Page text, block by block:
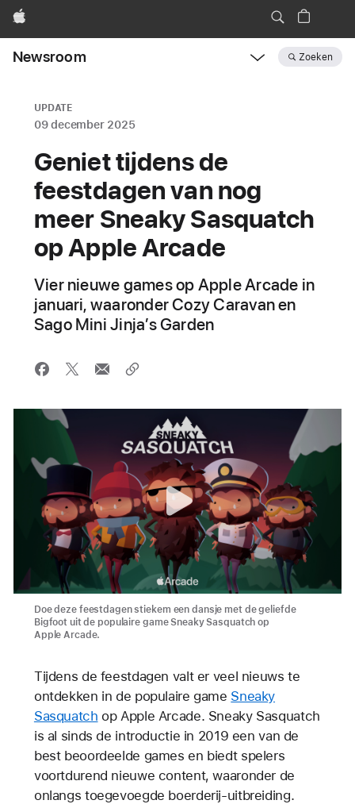
Apple
Newsroom Zoeken
UPDATE
09 december 2025
Geniet tijdens de
feestdagen van nog
meer Sneaky Sasquatch
op Apple Arcade
Vier nieuwe games op Apple Arcade in
januari, waaronder Cozy Caravan en
Sago Mini Jinja’s Garden
Doe deze feestdagen stiekem een dansje met de geliefde
Bigfoot uit de populaire game Sneaky Sasquatch op
Apple Arcade.
Tijdens de feestdagen valt er veel nieuws te
ontdekken in de populaire game Sneaky
Sasquatch op Apple Arcade. Sneaky Sasquatch
is al sinds de introductie in 2019 een van de
best beoordeelde games en biedt spelers
voortdurend nieuwe content, waaronder de
onlangs toegevoegde boerderij-uitbreiding.